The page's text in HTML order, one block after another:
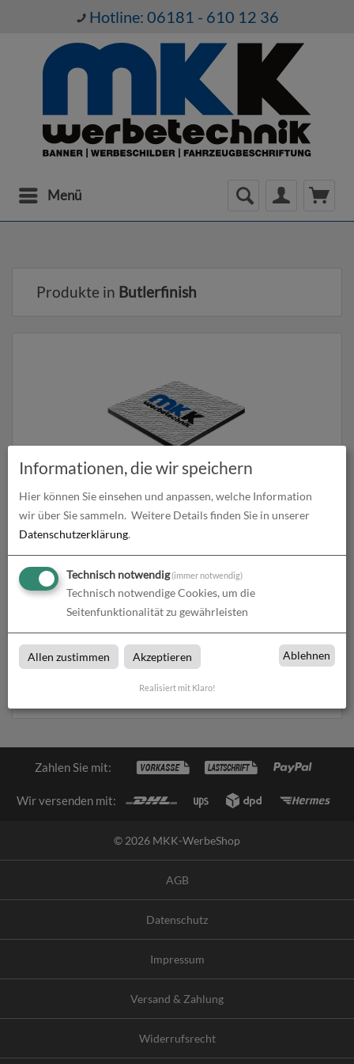
Hotline: 06181 - 610 12 36
Menü
Produkte in Butlerfinish
Butlerfinish (Aluverbundplatte gebürstet)
zum Artikel
Butlerfinish bei MKK-WerbeShop in Hanau, Main-Kinzig-Kreis,
Erlensee, Friedberg, Mainhausen und Maintal
Zahlen Sie mit:
Wir versenden mit:
© 2026 MKK-WerbeShop
AGB
Datenschutz
Impressum
Versand & Zahlung
Widerrufsrecht
Informationen, die wir speichern
Hier können Sie einsehen und anpassen, welche Information
wir über Sie sammeln. Weitere Details finden Sie in unserer
Datenschutzerklärung.
Technisch notwendig(immer notwendig)
Technisch notwendige Cookies, um die
Seitenfunktionalität zu gewährleisten
Allen zustimmen Akzeptieren Ablehnen
Realisiert mit Klaro!